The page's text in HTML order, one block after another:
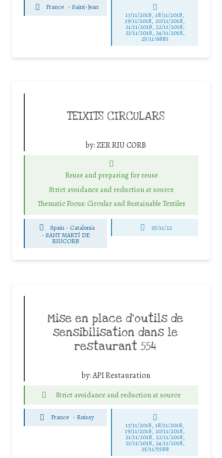
France -Saint-Jean
17/11/2018, 18/11/2018,
19/11/2018, 20/11/2018,
21/11/2018, 22/11/2018,
23/11/2018, 24/11/2018,
25/11/6883
TEIXITS CIRCULARS
by:ZER RIU CORB
Reuse and preparing for reuse
Strict avoidance and reduction at source
Thematic Focus: Circular and Sustainable Textiles
Spain - Catalonia
- SANT MARTÍ DE
RIUCORB
25/11/22
Mise en place d’outils de
sensibilisation dans le
restaurant 554
by:API Restauration
Strict avoidance and reduction at source
France - Roissy
17/11/2018, 18/11/2018,
19/11/2018, 20/11/2018,
21/11/2018, 22/11/2018,
23/11/2018, 24/11/2018,
25/11/5588